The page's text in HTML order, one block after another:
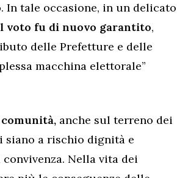
In tale occasione, in un delicato
voto fu di nuovo garantito,
delle Prefetture e delle
macchina elettorale”
anche sul terreno dei
a rischio dignità e
Nella vita dei